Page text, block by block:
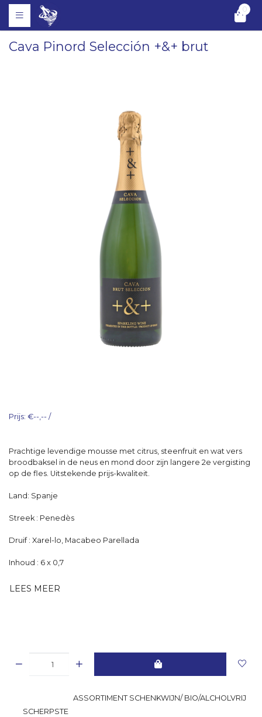
0
Cava Pinord Selección +&+ brut
Prijs: €--,-- /
Prachtige levendige mousse met citrus, steenfruit en wat vers
broodbaksel in de neus en mond door zijn langere 2e vergisting
op de fles. Uitstekende prijs-kwaliteit.
Land: Spanje
Streek : Penedès
Druif : Xarel-lo, Macabeo Parellada
Inhoud : 6 x 0,7
LEES MEER
ASSORTIMENT SCHENKWIJN/ BIO/ALCHOLVRIJ
SCHERPSTE